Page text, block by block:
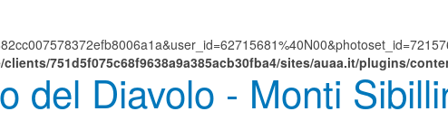
clients/751d5f075c68f9638a9a385acb30fba4/sites/auaa.it/plugins/
del Diavolo - Monti